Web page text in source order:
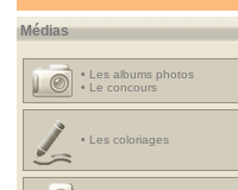
Médias
• Les albums photos
• Le concours
• Les coloriages